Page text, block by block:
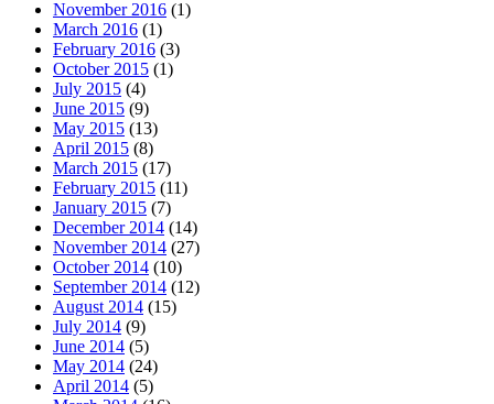
November 2016 (1)
March 2016 (1)
February 2016 (3)
October 2015 (1)
July 2015 (4)
June 2015 (9)
May 2015 (13)
April 2015 (8)
March 2015 (17)
February 2015 (11)
January 2015 (7)
December 2014 (14)
November 2014 (27)
October 2014 (10)
September 2014 (12)
August 2014 (15)
July 2014 (9)
June 2014 (5)
May 2014 (24)
April 2014 (5)